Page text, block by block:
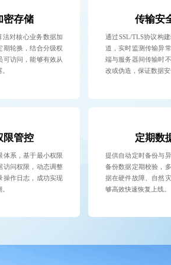
密存储
法对核心业务数据加
期轮换，结合分级权
可访问，能够有效从
传输安
通过SSL/TLS协议构
道，实时监测传输异
端与服务器间传输时
改或伪造，保证数据安
限管控
体系，基于最小权限
访问权限，动态调整
操作日志，成功实现
定期数
提供自动定时备份与
备份数据定期校验，
据在硬件故障、自然
够高效快速恢复上线。